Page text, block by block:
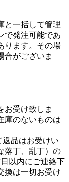
と一括して管理
で発注可能であ
ります。その場
合がございま
お受け致しま
庫のないものは
返品はお受けい
落丁、乱丁）の
以内にご連絡下
換は一切お受け